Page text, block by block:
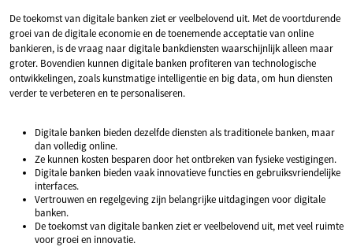
De toekomst van digitale banken ziet er veelbelovend uit. Met de voortdurende
groei van de digitale economie en de toenemende acceptatie van online
bankieren, is de vraag naar digitale bankdiensten waarschijnlijk alleen maar
groter. Bovendien kunnen digitale banken profiteren van technologische
ontwikkelingen, zoals kunstmatige intelligentie en big data, om hun diensten
verder te verbeteren en te personaliseren.
Digitale banken bieden dezelfde diensten als traditionele banken, maar
dan volledig online.
Ze kunnen kosten besparen door het ontbreken van fysieke vestigingen.
Digitale banken bieden vaak innovatieve functies en gebruiksvriendelijke
interfaces.
Vertrouwen en regelgeving zijn belangrijke uitdagingen voor digitale
banken.
De toekomst van digitale banken ziet er veelbelovend uit, met veel ruimte
voor groei en innovatie.